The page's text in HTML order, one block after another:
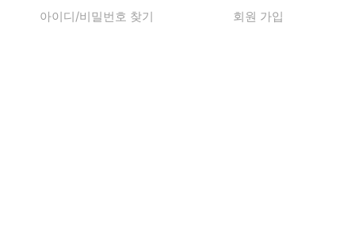
아이디/비밀번호 찾기 회원 가입